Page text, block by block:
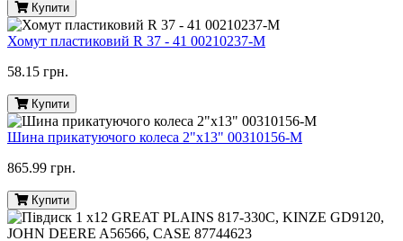
Купити
Хомут пластиковий R 37 - 41 00210237-M
58.15 грн.
Купити
Шина прикатуючого колеса 2"х13" 00310156-M
865.99 грн.
Купити